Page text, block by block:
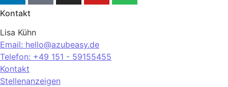
Kontakt
Lisa Kühn
Email: hello@azubeasy.de
Telefon: +49 151 - 59155455
Kontakt
Stellenanzeigen